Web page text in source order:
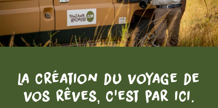
La création du voyage de
vos rêves, c'est par ici.